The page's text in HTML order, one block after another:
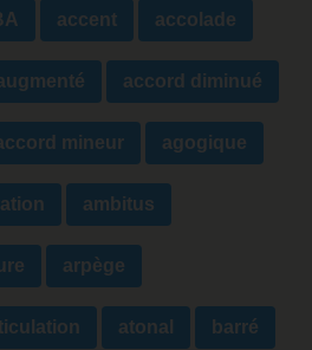
accent accolade
accord diminué
mineur agogique
ambitus
arpège
atonal barré